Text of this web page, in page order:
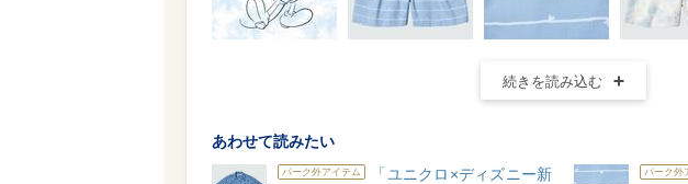
続きを読み込む
あわせて読みたい
パーク外アイテム
「ユニクロ×ディズニー新
パーク外